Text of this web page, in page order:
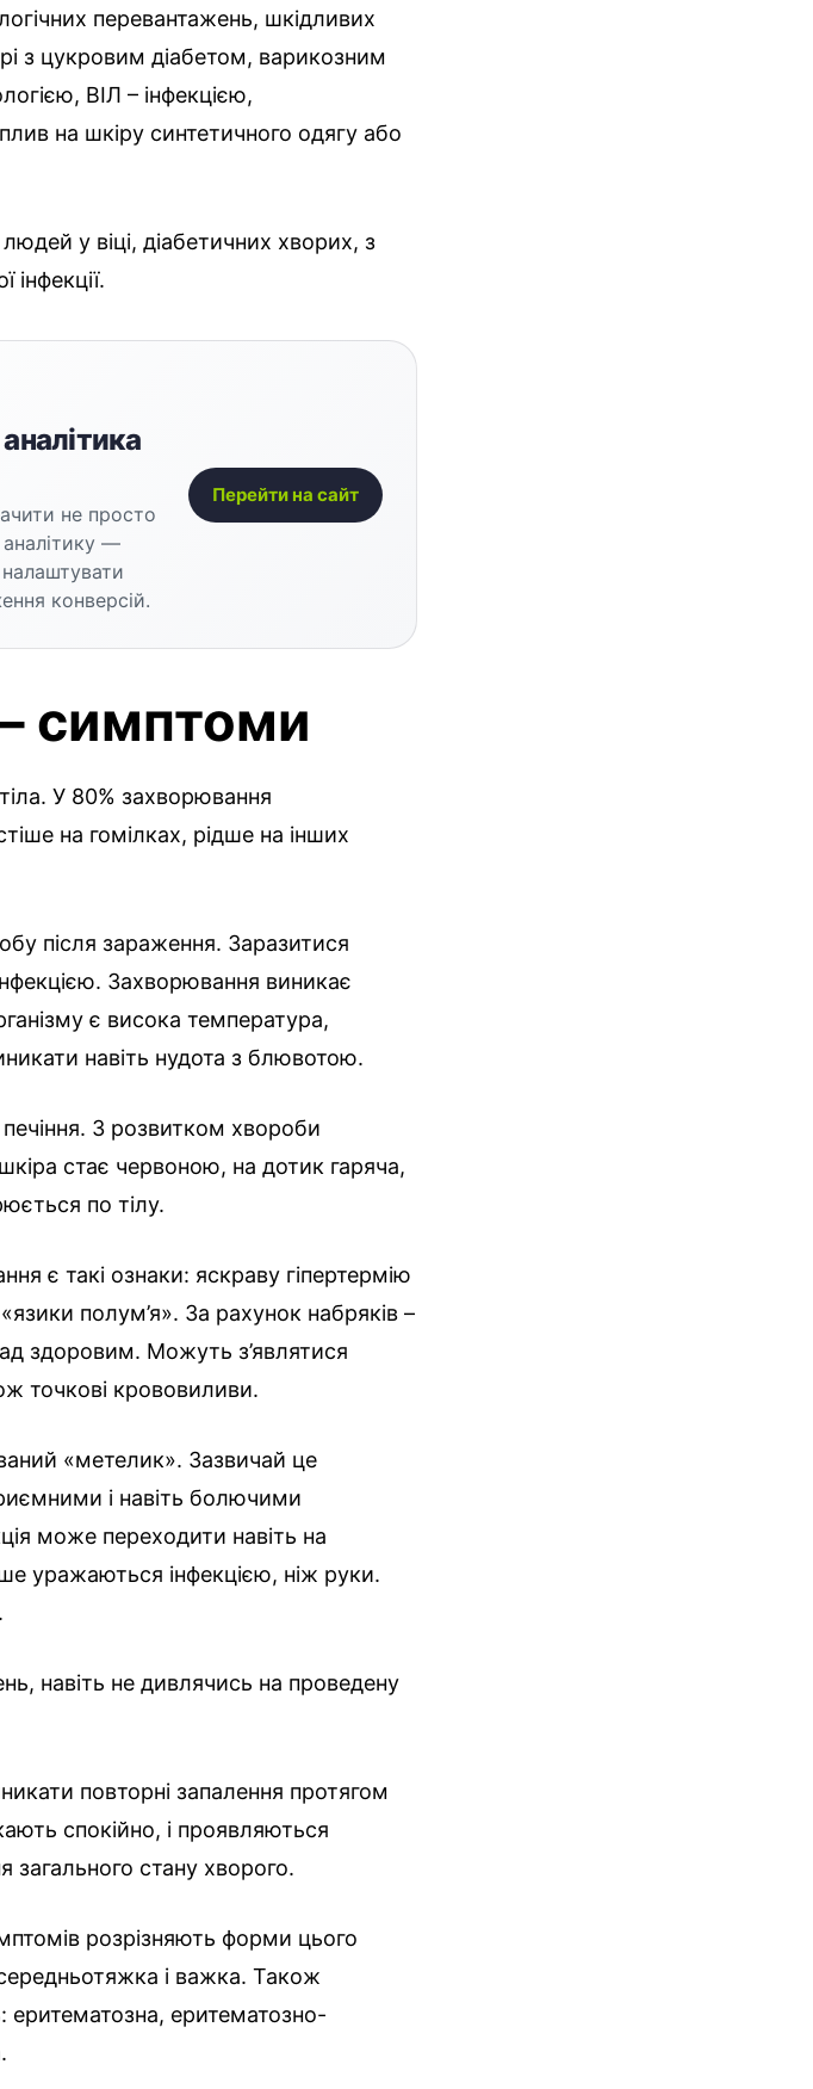
перевантажень, шкідливих
з цукровим діабетом, варикозним
ВІЛ – інфекцією,
на шкіру синтетичного одягу або
у ​​віці, діабетичних хворих, з
не просто
аналітику —
конверсій.
Перейти на сайт
симптоми
У 80% захворювання
на гомілках, рідше на інших
після зараження. Заразитися
Захворювання виникає
є висока температура,
навіть нудота з блювотою.
З розвитком хвороби
стає червоною, на дотик гаряча,
по тілу.
є такі ознаки: яскраву гіпертермію
полум’я». За рахунок набряків –
здоровим. Можуть з’являтися
точкові крововиливи.
«метелик». Зазвичай це
і навіть болючими
може переходити навіть на
уражаються інфекцією, ніж руки.
навіть не дивлячись на проведену
повторні запалення протягом
спокійно, і проявляються
стану хворого.
розрізняють форми цього
і важка. Також
еритематозна, еритематозно-